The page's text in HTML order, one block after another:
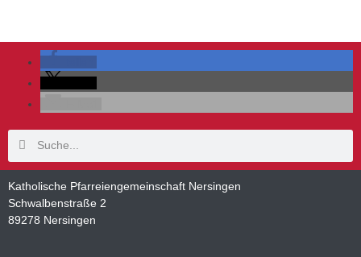
Katholische Pfarreiengemeinschaft Nersingen
Schwalbenstraße 2
89278 Nersingen